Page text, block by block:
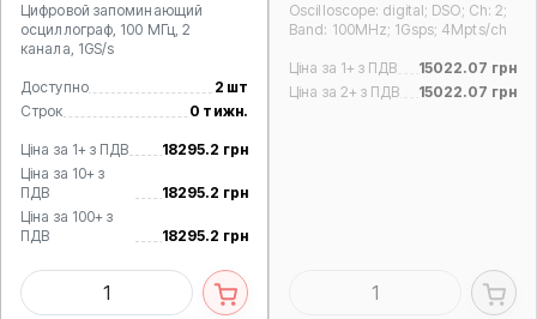
Цифровой запоминающий
осциллограф, 100 МГц, 2
канала, 1GS/s
Доступно
2 шт
Строк
0 тижн.
Ціна за 1+ з ПДВ
18295.2 грн
Ціна за 10+ з
ПДВ
18295.2 грн
Ціна за 100+ з
ПДВ
18295.2 грн
Oscilloscope: digital; DSO; Ch: 2;
Band: 100MHz; 1Gsps; 4Mpts/ch
Ціна за 1+ з ПДВ
15022.07 грн
Ціна за 2+ з ПДВ
15022.07 грн